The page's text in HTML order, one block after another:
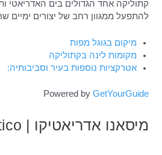
קתוליקה אחד הגדולים בים האדריאטי
להתפעל ממגוון רחב של יצורים ימיים
מיקום בגוגל מפות
מקומות לינה בקתוליקה
אטרקציות נוספות בעיר וסביבותיה:
Powered by GetYourGuide
מיסאנו אדריאטיקו | Misano Adriatico